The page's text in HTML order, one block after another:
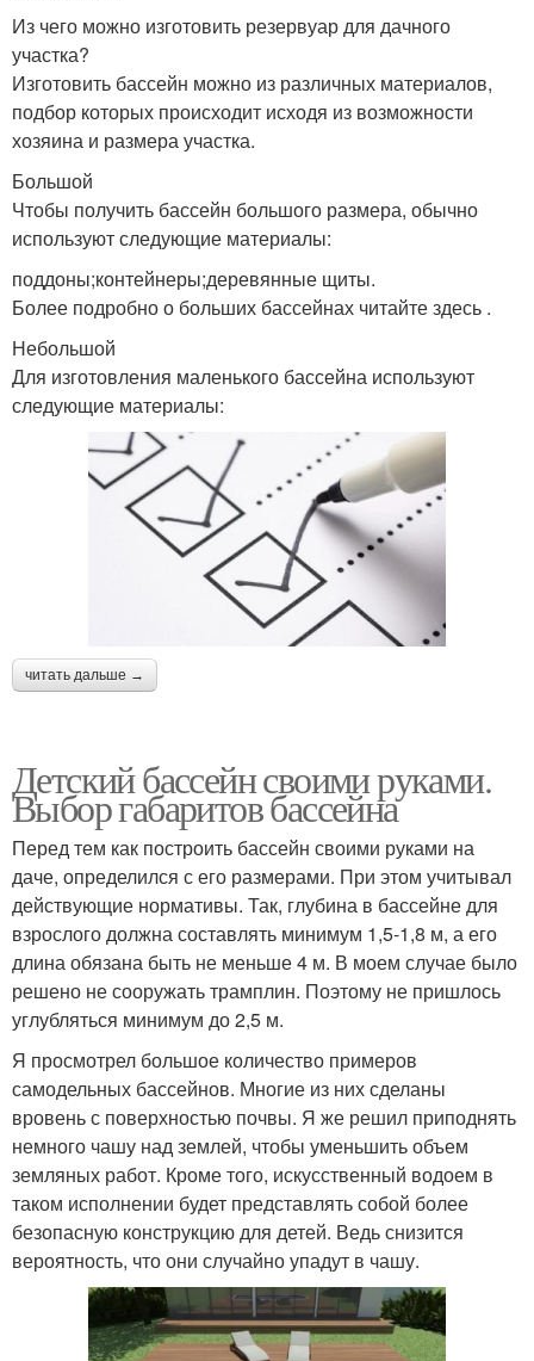
Из чего можно изготовить резервуар для дачного
участка?
Изготовить бассейн можно из различных материалов,
подбор которых происходит исходя из возможности
хозяина и размера участка.
Большой
Чтобы получить бассейн большого размера, обычно
используют следующие материалы:
поддоны;контейнеры;деревянные щиты.
Более подробно о больших бассейнах читайте здесь .
Небольшой
Для изготовления маленького бассейна используют
следующие материалы:
читать дальше →
Детский бассейн своими руками.
Выбор габаритов бассейна
Перед тем как построить бассейн своими руками на
даче, определился с его размерами. При этом учитывал
действующие нормативы. Так, глубина в бассейне для
взрослого должна составлять минимум 1,5-1,8 м, а его
длина обязана быть не меньше 4 м. В моем случае было
решено не сооружать трамплин. Поэтому не пришлось
углубляться минимум до 2,5 м.
Я просмотрел большое количество примеров
самодельных бассейнов. Многие из них сделаны
вровень с поверхностью почвы. Я же решил приподнять
немного чашу над землей, чтобы уменьшить объем
земляных работ. Кроме того, искусственный водоем в
таком исполнении будет представлять собой более
безопасную конструкцию для детей. Ведь снизится
вероятность, что они случайно упадут в чашу.